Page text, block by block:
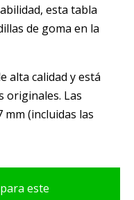
esta tabla
de goma en la
alta calidad y está
originales. Las
mm (incluidas las
este